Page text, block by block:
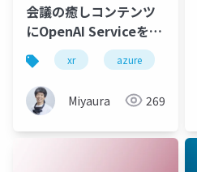
会議の癒しコンテンツ
にOpenAI Serviceを試
してみた
xr azure
Miyaura 269